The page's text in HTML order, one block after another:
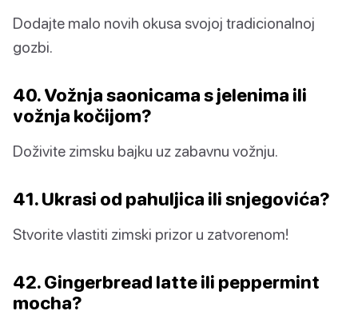
Dodajte malo novih okusa svojoj tradicionalnoj
gozbi.
40. Vožnja saonicama s jelenima ili
vožnja kočijom?
Doživite zimsku bajku uz zabavnu vožnju.
41. Ukrasi od pahuljica ili snjegovića?
Stvorite vlastiti zimski prizor u zatvorenom!
42. Gingerbread latte ili peppermint
mocha?